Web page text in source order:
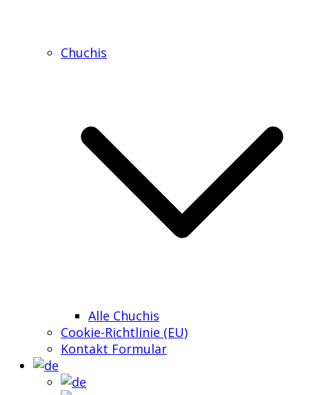
Chuchis
Alle Chuchis
Cookie-Richtlinie (EU)
Kontakt Formular